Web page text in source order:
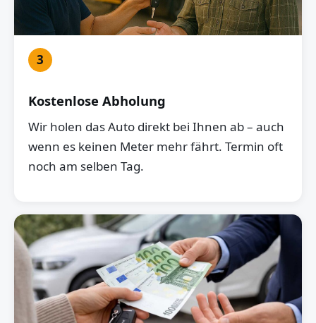
3
Kostenlose Abholung
Wir holen das Auto direkt bei Ihnen ab – auch
wenn es keinen Meter mehr fährt. Termin oft
noch am selben Tag.